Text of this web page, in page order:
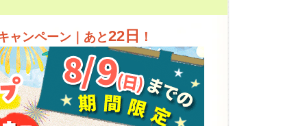
ャンペーン｜あと22日 ！